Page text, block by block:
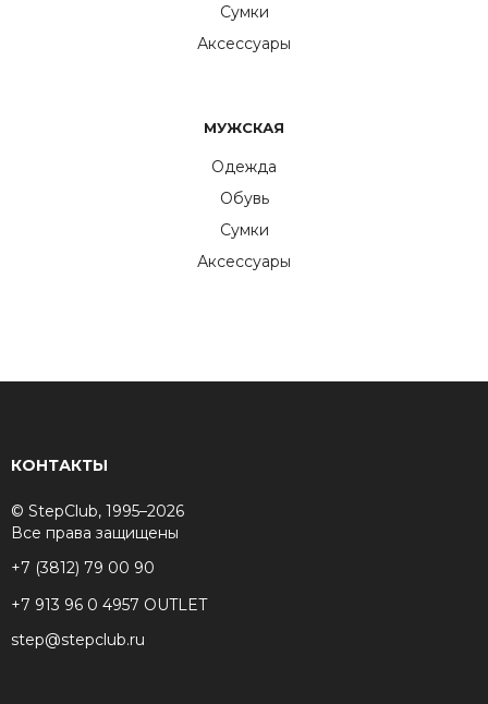
Сумки
Аксессуары
МУЖСКАЯ
Одежда
Обувь
Сумки
Аксессуары
КОНТАКТЫ
© StepClub, 1995–2026
Все права защищены
+7 (3812) 79 00 90
+7 913 96 0 4957 OUTLET
step@stepclub.ru